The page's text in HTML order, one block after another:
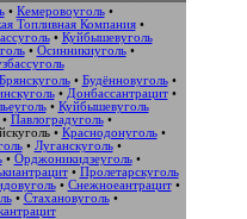
• Кемеровоуголь•
Топливная Компания•
• Куйбышевуголь
• Осинникиуголь•
Брянскуголь• Будённовуголь•
• Донбассантрацит•
• Куйбышевуголь
Павлоградуголь•
• Краснодонуголь•
• Луганскуголь•
• Орджоникидзеуголь•
• Пролетарскуголь
• Снежноеантрацит•
• Стахановуголь•